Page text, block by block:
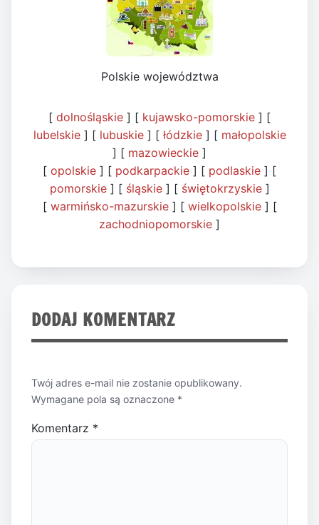
Polskie województwa
[ dolnośląskie ] [ kujawsko-pomorskie ] [
lubelskie] [ lubuskie] [ łódzkie] [ małopolskie
] [ mazowieckie ]
[ opolskie ] [ podkarpackie ] [ podlaskie ] [
pomorskie] [ śląskie] [ świętokrzyskie]
[ warmińsko-mazurskie] [ wielkopolskie] [
zachodniopomorskie ]
DODAJ KOMENTARZ
Twój adres e-mail nie zostanie opublikowany.
Wymagane pola są oznaczone *
Komentarz *